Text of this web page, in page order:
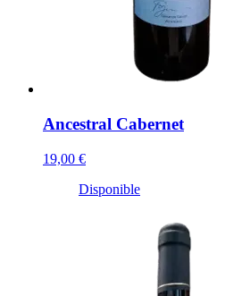
Ancestral Cabernet
19,00 €
Disponible